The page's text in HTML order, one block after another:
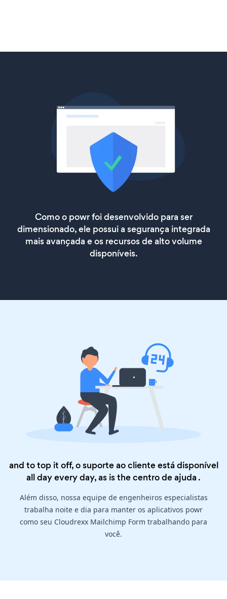
Como o powr foi desenvolvido para ser
dimensionado, ele possui a segurança integrada
mais avançada e os recursos de alto volume
disponíveis.
and to top it off, o suporte ao cliente está disponível
all day every day, as is thecentro de ajuda .
Além disso, nossa equipe de engenheiros especialistas
trabalha noite e dia para manter os aplicativos powr
como seu Cloudrexx Mailchimp Form trabalhando para
você.